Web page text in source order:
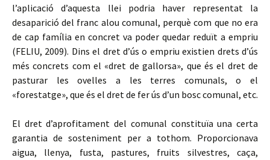
l’aplicació d’aquesta llei podria haver representat la
desaparició del franc alou comunal, perquè com que no era
de cap família en concret va poder quedar reduït a empriu
(FELIU, 2009). Dins el dret d’ús o empriu existien drets d’ús
més concrets com el «dret de gallorsa», que és el dret de
pasturar les ovelles a les terres comunals, o el
«forestatge», que és el dret de fer ús d’un bosc comunal, etc.
El dret d’aprofitament del comunal constituïa una certa
garantia de sosteniment per a tothom. Proporcionava
aigua, llenya, fusta, pastures, fruits silvestres, caça,